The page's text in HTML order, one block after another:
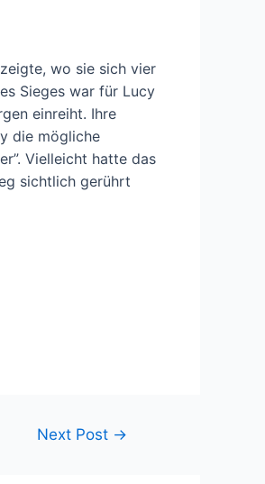
wo sie sich vier
Sieges war für Lucy
einreiht. Ihre
die mögliche
Vielleicht hatte das
sichtlich gerührt
Next Post →